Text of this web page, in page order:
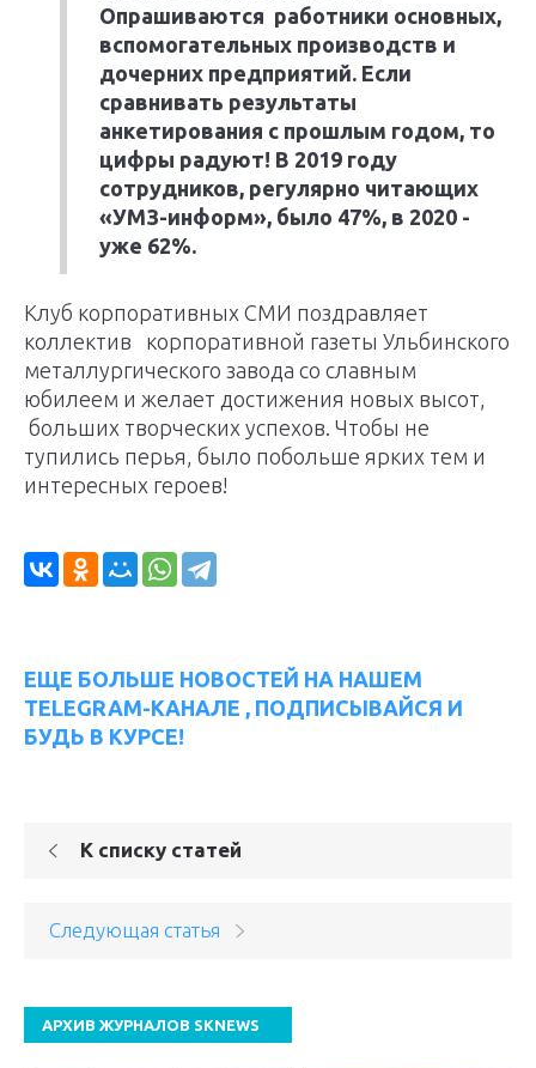
Опрашиваются работники основных,
вспомогательных производств и
дочерних предприятий. Если
сравнивать результаты
анкетирования с прошлым годом, то
цифры радуют! В 2019 году
сотрудников, регулярно читающих
«УМЗ-информ», было 47%, в 2020 -
уже 62%.
Клуб корпоративных СМИ поздравляет
коллектив корпоративной газеты Ульбинского
металлургического завода со славным
юбилеем и желает достижения новых высот,
больших творческих успехов. Чтобы не
тупились перья, было побольше ярких тем и
интересных героев!
ЕЩЕ БОЛЬШЕ НОВОСТЕЙ НА НАШЕМ
TELEGRAM-КАНАЛЕ , ПОДПИСЫВАЙСЯ И
БУДЬ В КУРСЕ!
К списку статей
Следующая статья
АРХИВ ЖУРНАЛОВ SKNEWS